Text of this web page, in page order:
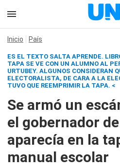
Inicio País
ES EL TEXTO SALTA APRENDE.
TAPA SE VE CON UN ALUMNO AL
URTUBEY. ALGUNOS CONSIDERAN
ELECTORALISTA, DE CARA A LA
TUVO QUE REEMPRIMIR LA TAPA. <
Se armó un
el gobernador
aparecía en la
manual escolar